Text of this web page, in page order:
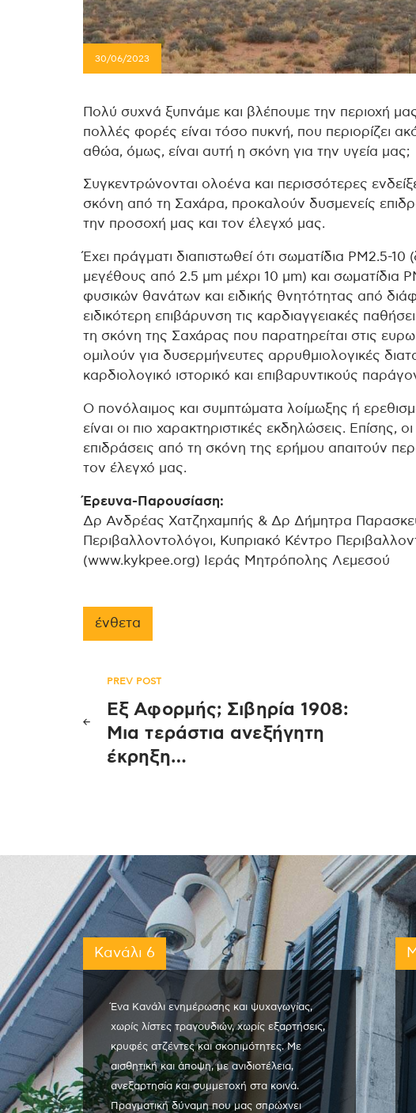
30/06/2023
Πολύ συχνά ξυπνάμε και βλέπουμε την περιοχή
πολλές φορές είναι τόσο πυκνή, που περιορίζει
αθώα, όμως, είναι αυτή η σκόνη για την υγεία μας;
Συγκεντρώνονται ολοένα και περισσότερες
σκόνη από τη Σαχάρα, προκαλούν δυσμενείς
την προσοχή μας και τον έλεγχό μας.
Έχει πράγματι διαπιστωθεί ότι σωματίδια ΡΜ2.5-
μεγέθους από 2.5 μm μέχρι 10 μm) και σωματίδια
φυσικών θανάτων και ειδικής θνητότητας από
ειδικότερη επιβάρυνση τις καρδιαγγειακές
τη σκόνη της Σαχάρας που παρατηρείται στις
ομιλούν για δυσερμήνευτες αρρυθμιολογικές
καρδιολογικό ιστορικό και επιβαρυντικούς
Ο πονόλαιμος και συμπτώματα λοίμωξης ή
είναι οι πιο χαρακτηριστικές εκδηλώσεις. Επίσης,
επιδράσεις από τη σκόνη της ερήμου απαιτούν
τον έλεγχό μας.
Έρευνα-Παρουσίαση:
Δρ Ανδρέας Χατζηχαμπής & Δρ Δήμητρα
Περιβαλλοντολόγοι, Κυπριακό Κέντρο
(www.kykpee.org) Ιεράς Μητρόπολης Λεμεσού
ένθετα
Πλοήγηση
άρθρων
PREV POST
Εξ Αφορμής; Σιβηρία 1908:
Μια τεράστια ανεξήγητη
έκρηξη…
Κανάλι 6
Ένα Κανάλι ενημέρωσης και ψυχαγωγίας,
χωρίς λίστες τραγουδιών, χωρίς εξαρτήσεις,
κρυφές ατζέντες και σκοπιμότητες. Με
αισθητική και άποψη, με ανιδιοτέλεια,
ανεξαρτησία και συμμετοχή στα κοινά.
Πραγματική δύναμη που μας σπρώχνει